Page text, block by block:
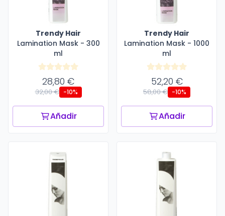
Trendy Hair
Lamination Mask - 300
ml
28,80 €
32,00 € -10%
Añadir
Trendy Hair
Lamination Mask - 1000
ml
52,20 €
58,00 € -10%
Añadir